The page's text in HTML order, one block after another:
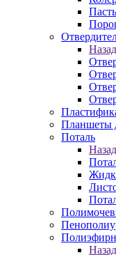
Назад
Планшеты
Поталь
Назад
Назад